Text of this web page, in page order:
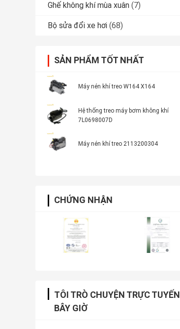
Ghế không khí mùa xuân (7)
Bộ sửa đổi xe hơi (68)
SẢN PHẨM TỐT NHẤT
Máy nén khí treo W164 X164
Hệ thống treo máy bơm không khí
7L0698007D
Máy nén khí treo 2113200304
CHỨNG NHẬN
TÔI TRÒ CHUYỆN TRỰC TUYẾN
BÂY GIỜ